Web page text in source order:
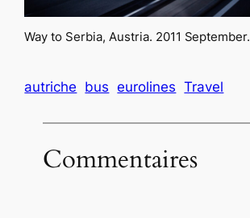
Way to Serbia, Austria. 2011 September.
autriche bus eurolines Travel
Commentaires